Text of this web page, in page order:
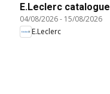
E.Leclerc catalogue
04/08/2026- 15/08/2026
E.Leclerc